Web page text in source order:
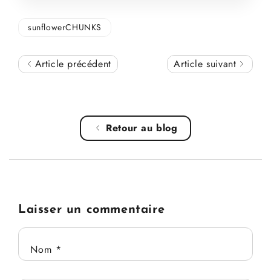
sunflowerCHUNKS
Article précédent Article suivant
Retour au blog
Laisser un commentaire
Nom *